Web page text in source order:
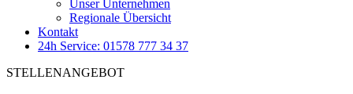
Unser Unternehmen
Regionale Übersicht
Kontakt
24h Service: 01578 777 34 37
STELLENANGEBOT